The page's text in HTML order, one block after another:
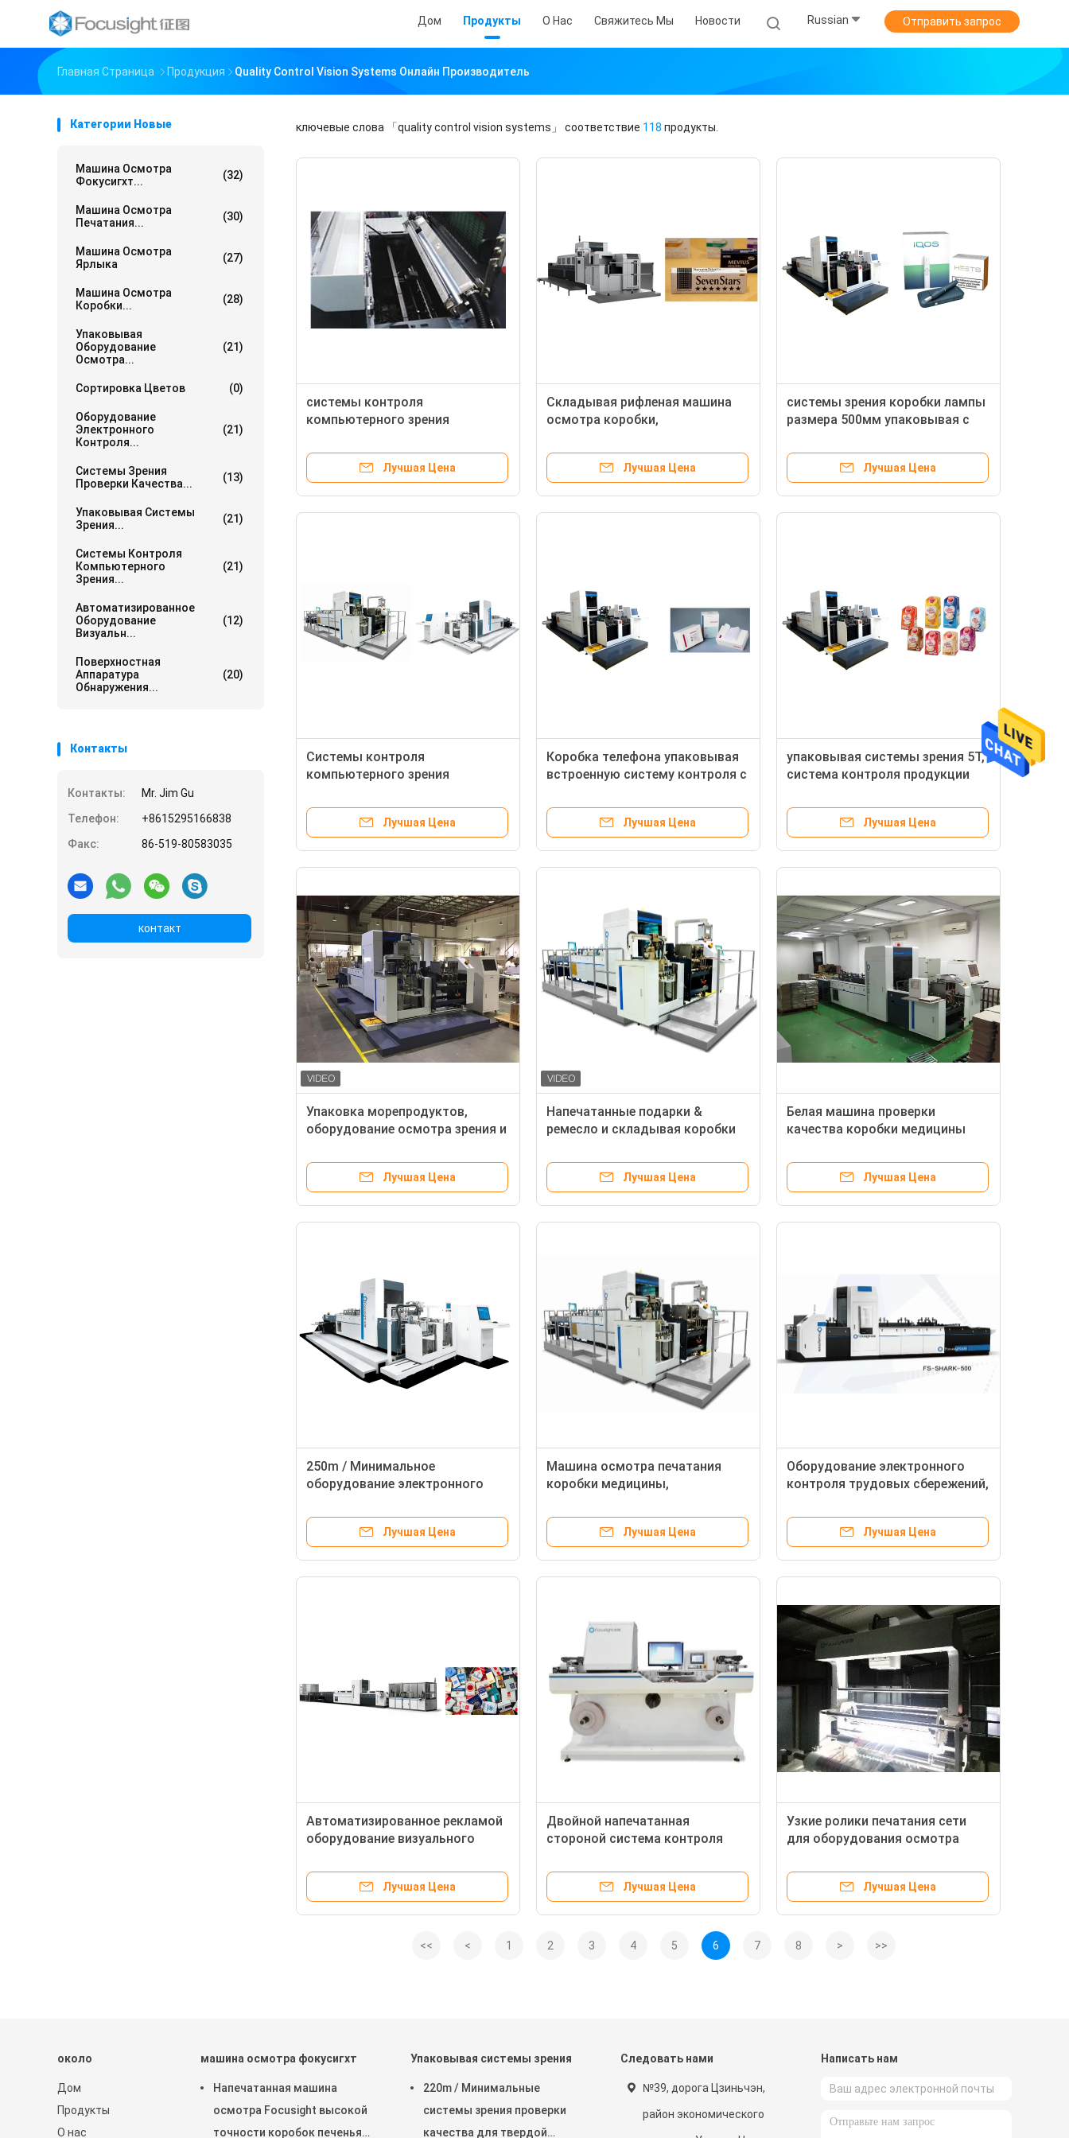
Дом Продукты О Нас Свяжитесь Мы Новости Russian Отправить запрос
Главная Страница Продукция Quality Control Vision Systems Онлайн Производитель
Категории Новые
Машина Осмотра
Фокусигхт...
(32)
Машина Осмотра
Печатания...
(30)
Машина Осмотра
Ярлыка
(27)
Машина Осмотра
Коробки...
(28)
Упаковывая
Оборудование
Осмотра...
(21)
Сортировка Цветов (0)
Оборудование
Электронного
Контроля...
(21)
Системы Зрения
Проверки Качества...
(13)
Упаковывая Системы
Зрения...
(21)
Системы Контроля
Компьютерного
Зрения...
(21)
Автоматизированное
Оборудование
Визуальн...
(12)
Поверхностная
Аппаратура
Обнаружения...
(20)
Контакты
Контакты:
Mr. Jim Gu
Телефон:
+8615295166838
Факс:
86-519-80583035
контакт
ключевые слова 「quality control vision systems」 соответствие 118 продукты.
системы контроля
компьютерного зрения
для проверки качества
печатания ФармаЛучшая Цена
Складывая рифленая машина
осмотра коробки,
осмотра зрения
Лучшая Цена
системы зрения коробки лампы
размера 500мм упаковывая с
Лучшая Цена
Системы контроля
компьютерного зрения
качества печатания
Лучшая Цена
Коробка телефона упаковывая
встроенную систему контроля с
Лучшая Цена
упаковывая системы зрения 5Т,
система контроля продукции
Лучшая Цена
Упаковка морепродуктов,
оборудование осмотра зрения и
качества коробок
Лучшая Цена
Напечатанные подарки &
ремесло и складывая коробки
качества 250m/минута
Лучшая Цена
Белая машина проверки
качества коробки медицины
размера 500мм
Лучшая Цена
250m / Минимальное
оборудование электронного
системой
Лучшая Цена
Машина осмотра печатания
коробки медицины,
качества
Лучшая Цена
Оборудование электронного
контроля трудовых сбережений,
Фокусигхт
Лучшая Цена
Автоматизированное рекламой
оборудование визуального
качества коробок ботинка
Лучшая Цена
Двойной напечатанная
стороной система контроля
платформой всасывания
Лучшая Цена
Узкие ролики печатания сети
для оборудования осмотра
Лучшая Цена
<< < 1 2 3 4 5 6 7 8 > >>
около
Дом
Продукты
О нас
машина осмотра фокусигхт
Напечатанная машина
осмотра Focusight высокой
точности коробок печенья
Упаковывая системы зрения
220m / Минимальные
системы зрения проверки
качества для твердой
Следовать нами
№39, дорога Цзиньчэн,
район экономического
Написать нам